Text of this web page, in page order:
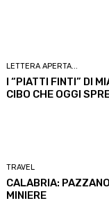
LETTERA APERTA...
I “PIATTI FINTI” DI
CIBO CHE OGGI
TRAVEL
CALABRIA:
MINIERE